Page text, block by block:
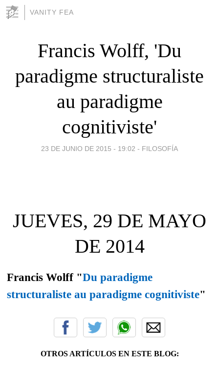
VANITY FEA
Francis Wolff, 'Du
paradigme structuraliste
au paradigme
cognitiviste'
23 DE JUNIO DE 2015 - 19:02 - FILOSOFÍA
JUEVES, 29 DE MAYO
DE 2014
Francis Wolff "Du paradigme
structuraliste au paradigme cognitiviste"
OTROS ARTÍCULOS EN ESTE BLOG: